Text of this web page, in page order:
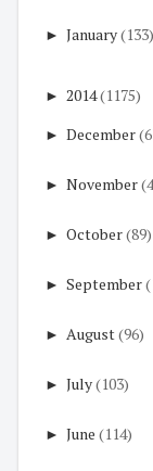
► January(133)
► 2014(1175)
► December
► November
► October(89)
► September
► August(96)
► July(103)
► June (114)